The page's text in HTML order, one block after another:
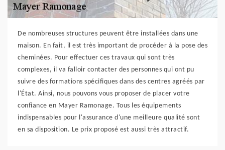
De nombreuses structures peuvent être installées dans une
maison. En fait, il est très important de procéder à la pose des
cheminées. Pour effectuer ces travaux qui sont très
complexes, il va falloir contacter des personnes qui ont pu
suivre des formations spécifiques dans des centres agréés par
l'État. Ainsi, nous pouvons vous proposer de placer votre
confiance en Mayer Ramonage. Tous les équipements
indispensables pour l'assurance d'une meilleure qualité sont
en sa disposition. Le prix proposé est aussi très attractif.